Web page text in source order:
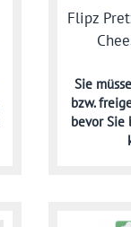
Flipz
Sie
bzw.
bevor Sie